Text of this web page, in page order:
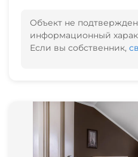
Объект не
информационный
Если вы собственник,